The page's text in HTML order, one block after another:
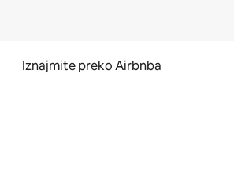
Iznajmite preko Airbnba